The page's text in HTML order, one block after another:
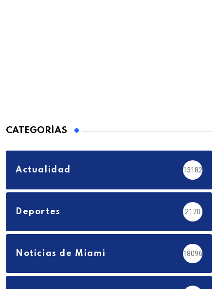
CATEGORÍAS
Actualidad 13182
Deportes 2170
Noticias de Miami 18096